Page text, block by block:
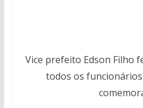
Vice prefeito Edson Filho
todos os